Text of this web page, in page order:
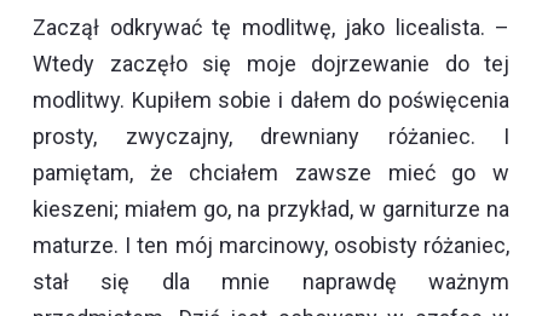
Zaczął odkrywać tę modlitwę, jako licealista. –
Wtedy zaczęło się moje dojrzewanie do tej
modlitwy. Kupiłem sobie i dałem do poświęcenia
prosty, zwyczajny, drewniany różaniec. I
pamiętam, że chciałem zawsze mieć go w
kieszeni; miałem go, na przykład, w garniturze na
maturze. I ten mój marcinowy, osobisty różaniec,
stał się dla mnie naprawdę ważnym